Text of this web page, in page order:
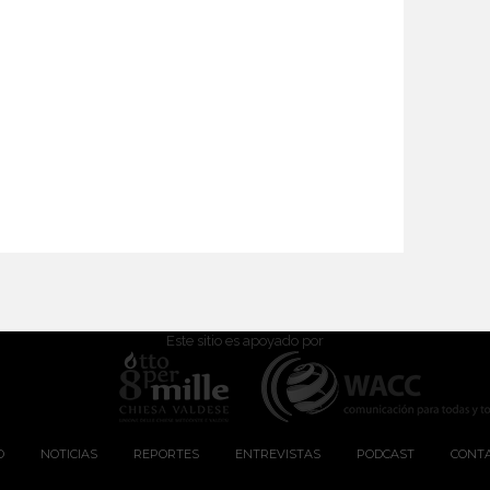
Este sitio es apoyado por
NOTICIAS REPORTES ENTREVISTAS PODCAST